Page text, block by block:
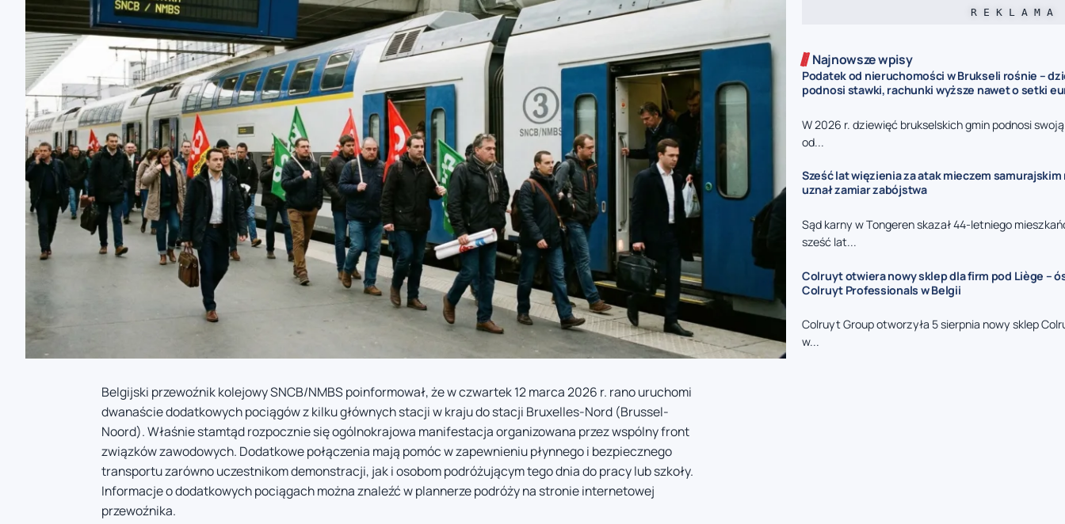
Belgijski przewoźnik kolejowy SNCB/NMBS poinformował, że w czwartek 12 marca 2026 r. rano uruchomi
dwanaście dodatkowych pociągów z kilku głównych stacji w kraju do stacji Bruxelles-Nord (Brussel-
Noord). Właśnie stamtąd rozpocznie się ogólnokrajowa manifestacja organizowana przez wspólny front
związków zawodowych. Dodatkowe połączenia mają pomóc w zapewnieniu płynnego i bezpiecznego
transportu zarówno uczestnikom demonstracji, jak i osobom podróżującym tego dnia do pracy lub szkoły.
Informacje o dodatkowych pociągach można znaleźć w plannerze podróży na stronie internetowej
przewoźnika.
R E K L A M A
Najnowsze wpisy
Podatek od nieruchomości w Brukseli rośnie –
podnosi stawki, rachunki wyższe nawet o setki
W 2026 r. dziewięć brukselskich gmin podnosi
od...
Sześć lat więzienia za atak mieczem samurajskim
uznał zamiar zabójstwa
Sąd karny w Tongeren skazał 44-letniego
sześć lat...
Colruyt otwiera nowy sklep dla firm pod Liège –
Colruyt Professionals w Belgii
Colruyt Group otworzyła 5 sierpnia nowy sklep
w...